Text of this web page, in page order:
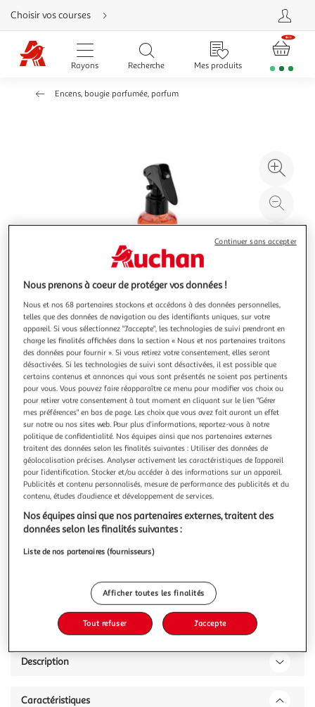
Aller
directement
au
contenu
Aller
directement
Aller
Choisir vos courses
Rayons Recherche Mes produits
Encens, bougie parfumée, parfum
à
ATMOSPHERA
Spray d'ambiance izor 200ml fruit des bois
Informations Techniques : Dimensions : D. 4,8 x H. 19,7 cm
Matière : Liquide Parfumé Spécificités : Pratique & Parfumé
Forme ronde Senteur : Fleur de coton Type de fragrance :
Florale Contenance : 200 ml Poids : 0,226 kg Couleur :
Rouge
En savoir +
Vendu par Paris Prix
Livr. ou retrait dès 3/4 jours
A partir de 7,99€
Plus d'options
Description
Caractéristiques
Nous prenons à coeur de protéger vos données !
Nous et nos 68 partenaires stockons et accédons à des données personnelles,
telles que des données de navigation ou des identifiants uniques, sur votre
appareil. Si vous sélectionnez "J'accepte", les technologies de suivi prendront en
charge les finalités affichées dans la section « Nous et nos partenaires traitons
des données pour fournir ». Si vous retirez votre consentement, elles seront
désactivées. Si les technologies de suivi sont désactivées, il est possible que
certains contenus et annonces qui vous sont présentés ne soient pas pertinents
pour vous. Vous pouvez faire réapparaître ce menu pour modifier vos choix ou
pour retirer votre consentement à tout moment en cliquant sur le lien "Gérer
mes préférences" en bas de page. Les choix que vous avez fait auront un effet
sur notre ou nos sites web. Pour plus d’informations, reportez-vous à notre
politique de confidentialité. Nos équipes ainsi que nos partenaires externes
traitent des données selon les finalités suivantes : Utiliser des données de
géolocalisation précises. Analyser activement les caractéristiques de l’appareil
pour l’identification. Stocker et/ou accéder à des informations sur un appareil.
Publicités et contenu personnalisés, mesure de performance des publicités et du
contenu, études d’audience et développement de services.
Nos équipes ainsi que nos partenaires externes, traitent des
données selon les finalités suivantes :
Liste de nos partenaires (fournisseurs)
Afficher toutes les finalités
Tout refuser J'accepte
Continuer sans accepter